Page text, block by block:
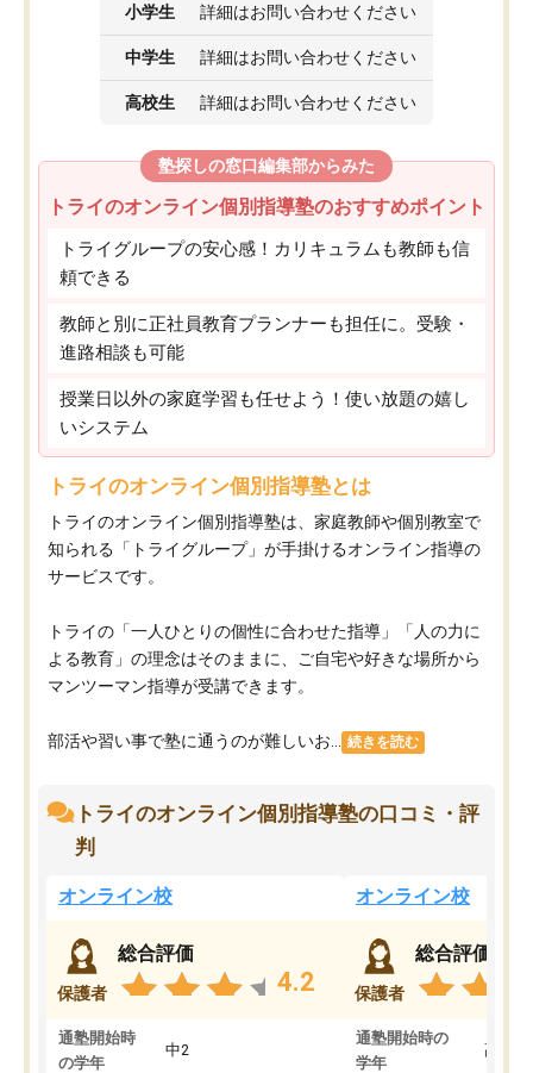
小学生 詳細はお問い合わせください
中学生 詳細はお問い合わせください
高校生 詳細はお問い合わせください
塾探しの窓口編集部からみた
トライのオンライン個別指導塾のおすすめポイント
トライグループの安心感！カリキュラムも教師も信
頼できる
教師と別に正社員教育プランナーも担任に。受験・
進路相談も可能
授業日以外の家庭学習も任せよう！使い放題の嬉し
いシステム
トライのオンライン個別指導塾とは
トライのオンライン個別指導塾は、家庭教師や個別教室で
知られる「トライグループ」が手掛けるオンライン指導の
サービスです。
トライの「一人ひとりの個性に合わせた指導」「人の力に
よる教育」の理念はそのままに、ご自宅や好きな場所から
マンツーマン指導が受講できます。
部活や習い事で塾に通うのが難しいお... 続きを読む
トライのオンライン個別指導塾の口コミ・評
判
オンライン校
保護者
総合評価
4.2
通塾開始時
の学年
中2
オンライン校
保護者
総合評価
通塾開始時の
学年
高3